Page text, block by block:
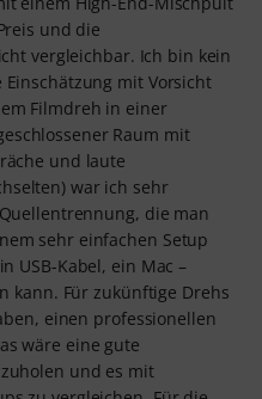
und die
vergleichbar. Ich bin kein
mit Vorsicht
Filmdreh in einer
Raum mit
und laute
war ich sehr
die man
sehr einfachen Setup
USB-Kabel, ein Mac –
kann. Für zukünftige Drehs
einen professionellen
wäre eine gute
und es mit